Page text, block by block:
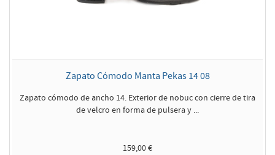
Zapato Cómodo Manta Pekas 14 08
Zapato cómodo de ancho 14. Exterior de nobuc con cierre de tira
de velcro en forma de pulsera y ...
159,00 €